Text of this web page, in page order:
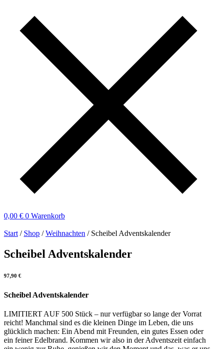
0,00 € 0 Warenkorb
Start / Shop /Weihnachten / Scheibel Adventskalender
Scheibel Adventskalender
97,90 €
Scheibel Adventskalender
LIMITIERT AUF 500 Stück – nur verfügbar so lange der Vorrat
reicht! Manchmal sind es die kleinen Dinge im Leben, die uns
glücklich machen: Ein Abend mit Freunden, ein gutes Essen oder
ein feiner Edelbrand. Kommen wir also in der Adventszeit einfach